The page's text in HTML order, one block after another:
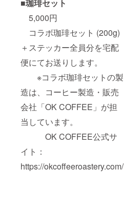
■珈琲セット
5,000円
コラボ珈琲セット (200g)
＋ステッカー全員分を宅配
便にてお送りします。
※コラボ珈琲セットの製
造は、コーヒー製造・販売
会社「OK COFFEE」が担
当しています。
OK COFFEE公式サ
イト：
https://okcoffeeroastery.com/